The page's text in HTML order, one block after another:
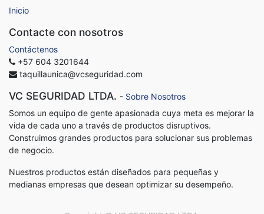
Inicio
Contacte con nosotros
Contáctenos
+57 604 3201644
taquillaunica@vcseguridad.com
VC SEGURIDAD LTDA. - Sobre Nosotros
Somos un equipo de gente apasionada cuya meta es mejorar la
vida de cada uno a través de productos disruptivos.
Construimos grandes productos para solucionar sus problemas
de negocio.
Nuestros productos están diseñados para pequeñas y
medianas empresas que desean optimizar su desempeño.